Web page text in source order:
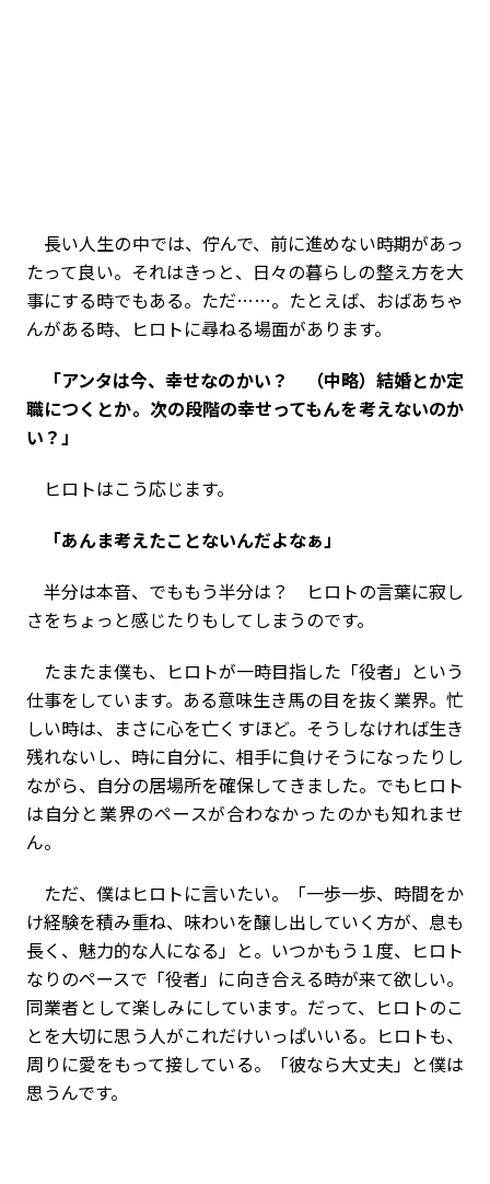
長い人生の中では、佇んで、前に進めない時期があっ
たって良い。それはきっと、日々の暮らしの整え方を大
事にする時でもある。ただ……。たとえば、おばあちゃ
んがある時、ヒロトに尋ねる場面があります。
「アンタは今、幸せなのかい？ （中略）結婚とか定
職につくとか。次の段階の幸せってもんを考えないのか
い？」
ヒロトはこう応じます。
「あんま考えたことないんだよなぁ」
半分は本音、でももう半分は――？ ヒロトの言葉に寂し
さをちょっと感じたりもしてしまうのです。
たまたま僕も、ヒロトが一時目指した「役者」という
仕事をしています。ある意味生き馬の目を抜く業界。忙
しい時は、まさに心を亡くすほど。そうしなければ生き
残れないし、時に自分に、相手に負けそうになったりし
ながら、自分の居場所を確保してきました。でもヒロト
は自分と業界のペースが合わなかったのかも知れませ
ん。
ただ、僕はヒロトに言いたい。「一歩一歩、時間をか
け経験を積み重ね、味わいを醸し出していく方が、息も
長く、魅力的な人になる」と。いつかもう１度、ヒロト
なりのペースで「役者」に向き合える時が来て欲しい。
同業者として楽しみにしています。だって、ヒロトのこ
とを大切に思う人がこれだけいっぱいいる。ヒロトも、
周りに愛をもって接している。「彼なら大丈夫」と僕は
思うんです。